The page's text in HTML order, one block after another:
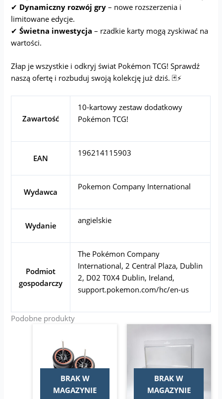
✔ Dynamiczny rozwój gry – nowe rozszerzenia i
limitowane edycje.
✔Świetna inwestycja – rzadkie karty mogą zyskiwać na
wartości.
Złap je wszystkie i odkryj świat Pokémon TCG! Sprawdź
naszą ofertę i rozbuduj swoją kolekcję już dziś. 🃏⚡
Zawartość
10-kartowy zestaw dodatkowy
Pokémon TCG!
EAN
196214115903
Wydawca
Pokemon Company International
Wydanie
angielskie
Podmiot
gospodarczy
The Pokémon Company
International, 2 Central Plaza, Dublin
2, D02 T0X4 Dublin, Ireland,
support.pokemon.com/hc/en-us
Podobne produkty
BRAK W
MAGAZYNIE
do
14,00 zł
ma
wiele
wariantów.
Opcje
BRAK W
MAGAZYNIE
wynosiła:wynosi: